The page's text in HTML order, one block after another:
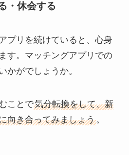
・休会する
プリを続けていると、心身
す。マッチングアプリでの
かがでしょうか。
ことで気分転換をして、新
向き合ってみましょう。